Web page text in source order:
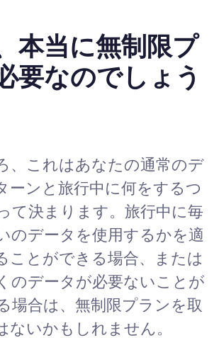
本当に無制限プ
要なのでしょう
、これはあなたの通常のデ
ーンと旅行中に何をするつ
て決まります。旅行中に毎
のデータを使用するかを適
ことができる場合、または
のデータが必要ないことが
場合は、無制限プランを取
ないかもしれません。